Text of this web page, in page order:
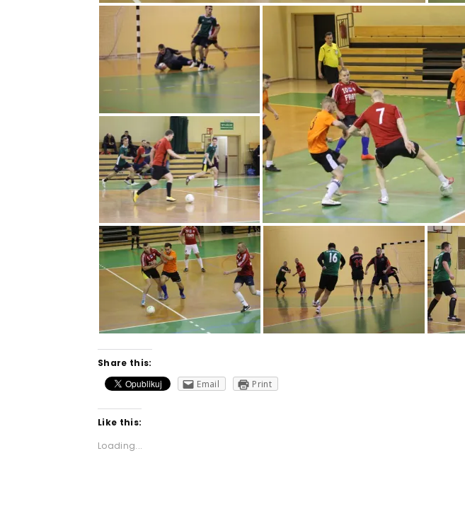
Share this:
Email
Print
Like this:
Loading...